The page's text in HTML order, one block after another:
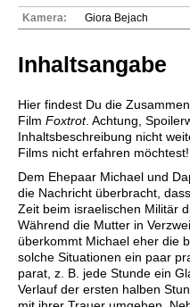
Kamera:
Giora Bejach
Inhaltsangabe
Hier findest Du die
Film Foxtrot. Achtung,
Inhaltsbeschreibung nicht
Films nicht erfahren möchtest!
Dem Ehepaar Michael und
die Nachricht überbracht,
Zeit beim israelischen Militär
Während die Mutter in
überkommt Michael eher die
solche Situationen ein paar
parat, z. B. jede Stunde ein
Verlauf der ersten halben